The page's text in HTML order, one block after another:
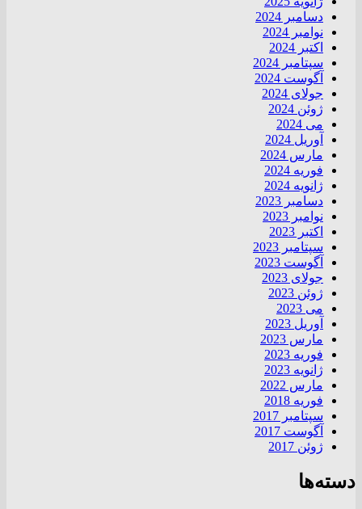
دسامبر 2024
نوامبر 2024
اکتبر 2024
سپتامبر 2024
آگوست 2024
جولای 2024
ژوئن 2024
می 2024
آوریل 2024
مارس 2024
فوریه 2024
ژانویه 2024
دسامبر 2023
نوامبر 2023
اکتبر 2023
سپتامبر 2023
آگوست 2023
جولای 2023
ژوئن 2023
می 2023
آوریل 2023
مارس 2023
فوریه 2023
ژانویه 2023
مارس 2022
فوریه 2018
سپتامبر 2017
آگوست 2017
ژوئن 2017
دسته‌ها